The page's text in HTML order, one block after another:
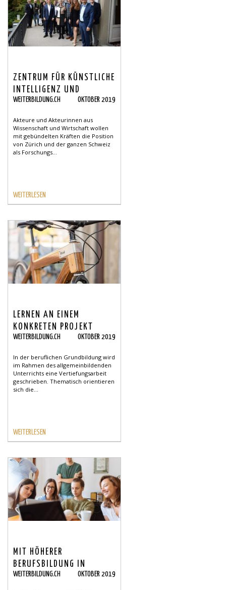
ZENTRUM FÜR KÜNSTLICHE
INTELLIGENZ UND
ROBOTIK IN ZÜRICH
WEITERBILDUNG.CH OKTOBER 2019
Akteure und Akteurinnen aus
Wissenschaft und Wirtschaft wollen
mit gebündelten Kräften die Position
von Zürich und der ganzen Schweiz
als Forschungs...
WEITERLESEN
LERNEN AN EINEM
KONKRETEN PROJEKT
WEITERBILDUNG.CH OKTOBER 2019
In der beruflichen Grundbildung wird
im Rahmen des allgemeinbildenden
Unterrichts eine Vertiefungsarbeit
geschrieben. Thematisch orientieren
sich die...
WEITERLESEN
MIT HÖHERER
BERUFSBILDUNG IN
FÜHRUNGSPOSITION
WEITERBILDUNG.CH OKTOBER 2019